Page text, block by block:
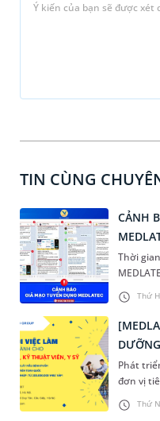
Ý kiến của bạn sẽ được
TIN CÙNG
Thứ
CẢNH
Thời
tình
viên
khoản
hành vi
thương
trọng
Thứ
Phát
đơn vị
nghiệm
phục vụ